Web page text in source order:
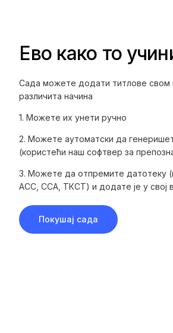
Ево како то
Сада можете додати титлове свом
различита начина
1. Можете их унети ручно‍
2. Можете аутоматски да
(користећи наш софтвер за
3. Можете да отпремите датотеку
АСС, ССА, ТКСТ) и додате је у свој
Покушај сада